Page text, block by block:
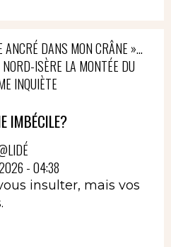
ANCRÉ DANS MON CRÂNE »…
ISÈRE LA MONTÉE DU
INQUIÈTE
IMBÉCILE?
- 04:38
insulter, mais vos